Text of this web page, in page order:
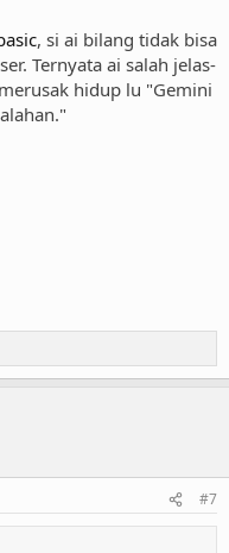
, si ai bilang tidak bisa
Ternyata ai salah jelas-
hidup lu "Gemini
#7